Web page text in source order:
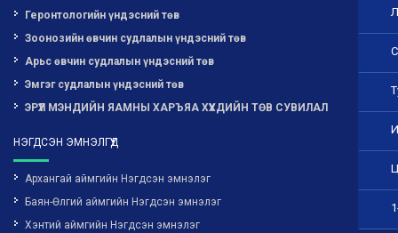
Геронтологийн үндэсний төв
Зоонозийн өвчин судлалын үндэсний төв
Арьс өвчин судлалын үндэсний төв
Эмгэг судлалын үндэсний төв
ЭРҮҮЛ МЭНДИЙН ЯАМНЫ ХАРЪЯА ХҮҮХДИЙН ТӨВ СУВИЛАЛ
НЭГДСЭН ЭМНЭЛГҮҮД
Архангай аймгийн Нэгдсэн эмнэлэг
Баян-Өлгий аймгийн Нэгдсэн эмнэлэг
Хэнтий аймгийн Нэгдсэн эмнэлэг